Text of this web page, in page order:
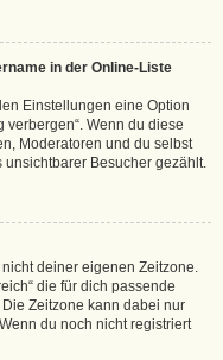
in der Online-Liste
Einstellungen eine Option
verbergen“. Wenn du diese
Moderatoren und du selbst
Besucher gezählt.
deiner eigenen Zeitzone.
die für dich passende
Zeitzone kann dabei nur
du noch nicht registriert